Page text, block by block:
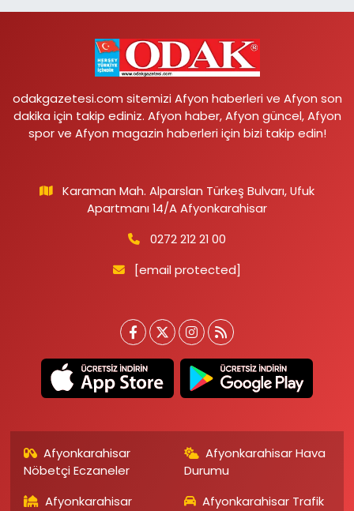
odakgazetesi.com sitemizi Afyon haberleri ve Afyon son
dakika için takip ediniz. Afyon haber, Afyon güncel, Afyon
spor ve Afyon magazin haberleri için bizi takip edin!
Karaman Mah. Alparslan Türkeş Bulvarı, Ufuk
Apartmanı 14/A Afyonkarahisar
0272 212 21 00
[email protected]
Afyonkarahisar
Nöbetçi Eczaneler
Afyonkarahisar Hava
Durumu
Afyonkarahisar
Afyonkarahisar Trafik